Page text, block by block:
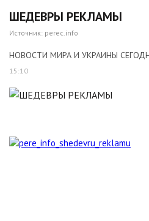
ШЕДЕВРЫ РЕКЛАМЫ
Источник: perec.info
НОВОСТИ МИРА И УКРАИНЫ СЕГОДНЯ
15:10